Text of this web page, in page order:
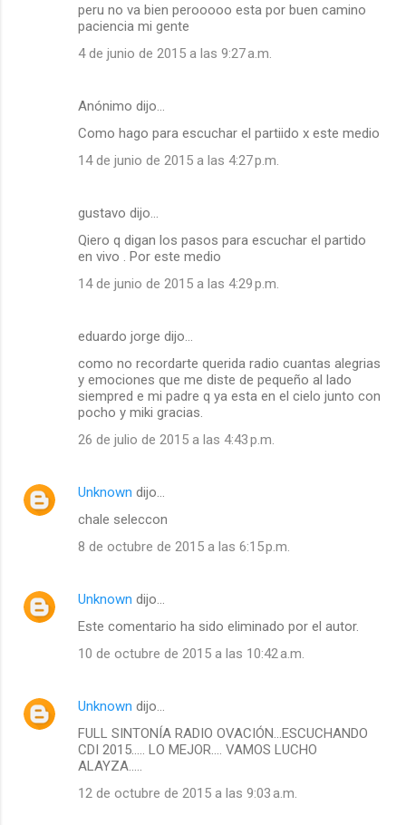
peru no va bien perooooo esta por buen camino
paciencia mi gente
4 de junio de 2015 a las 9:27 a.m.
Anónimo dijo…
Como hago para escuchar el partiido x este medio
14 de junio de 2015 a las 4:27 p.m.
gustavo dijo…
Qiero q digan los pasos para escuchar el partido
en vivo . Por este medio
14 de junio de 2015 a las 4:29 p.m.
eduardo jorge dijo…
como no recordarte querida radio cuantas alegrias
y emociones que me diste de pequeño al lado
siempred e mi padre q ya esta en el cielo junto con
pocho y miki gracias.
26 de julio de 2015 a las 4:43 p.m.
Unknown dijo…
chale seleccon
8 de octubre de 2015 a las 6:15 p.m.
Unknown dijo…
Este comentario ha sido eliminado por el autor.
10 de octubre de 2015 a las 10:42 a.m.
Unknown dijo…
FULL SINTONÍA RADIO OVACIÓN...ESCUCHANDO
CDI 2015..... LO MEJOR.... VAMOS LUCHO
ALAYZA.....
12 de octubre de 2015 a las 9:03 a.m.